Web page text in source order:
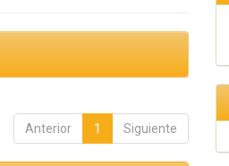
Anterior 1 Siguiente